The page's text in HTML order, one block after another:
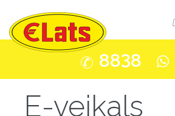
8838
E-veikals